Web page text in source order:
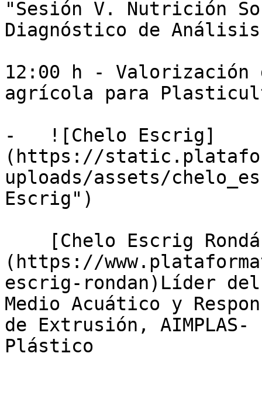
"Sesión V. Nutrición
Diagnóstico de
12:00 h - Valorización
agrícola para
-   ![Chelo Escrig]
(https://
uploads/assets/
Escrig")
(https://
escrig-rondan)Líder
Medio Acuático y
de Extrusión,
Plástico